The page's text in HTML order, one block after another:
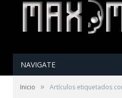
NAVIGATE
Inicio » Artículos etiquetados